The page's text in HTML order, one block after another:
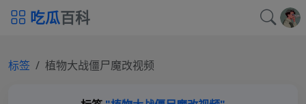
吃瓜百科
标签 植物大战僵尸魔改视频